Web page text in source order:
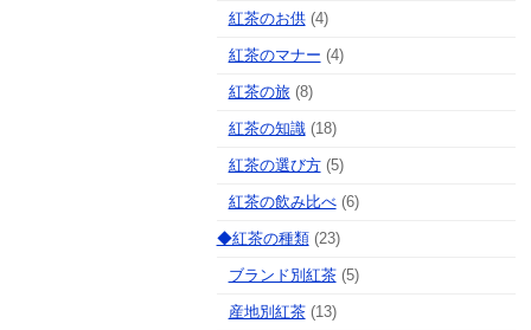
紅茶のお供(4)
紅茶のマナー (4)
紅茶の旅(8)
紅茶の知識(18)
紅茶の選び方(5)
紅茶の飲み比べ(6)
◆紅茶の種類(23)
ブランド別紅茶(5)
産地別紅茶(13)